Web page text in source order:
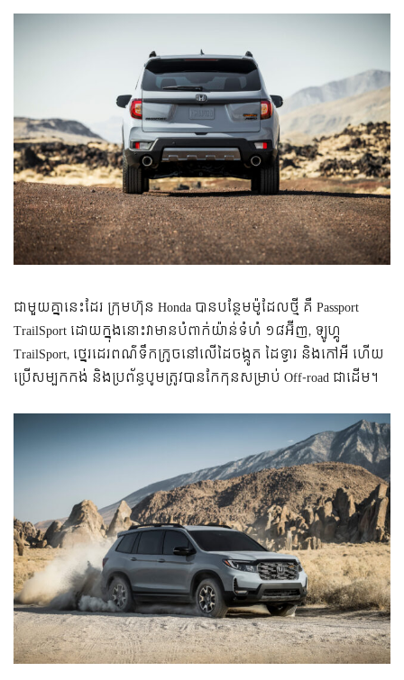
ជាមួយគ្នានេះដែរ ក្រុមហ៊ុន Honda បានបន្ថែមម៉ូដែលថ្មី គឺ Passport
TrailSport ដោយក្នុងនោះវាមានបំពាក់យ៉ាន់ទំហំ ១៨អ៊ីញ, ឡូហ្គូ
TrailSport, ថ្នេរដេរពណ៌ទឹកក្រូចនៅលើដៃចង្កូត ដៃទ្វារ និងកៅអី ហើយ
ប្រើសម្បកកង់ និងប្រព័ន្ធបូមត្រូវបានកែកុនសម្រាប់ Off-road ជាដើម។